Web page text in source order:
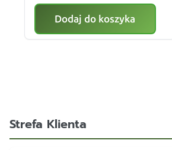
Dodaj do koszyka
Strefa Klienta